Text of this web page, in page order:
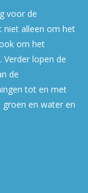
voor de
niet alleen om het
om het
Verder lopen de
de
tot en met
en water en